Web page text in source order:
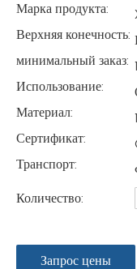
Марка продукта:
Верхняя конечность:
минимальный заказ:
Использование:
Материал:
Сертификат:
Транспорт:
Количество:
Запрос цены